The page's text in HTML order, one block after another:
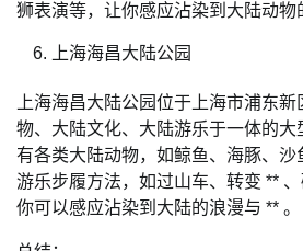
狮表演等，让你感应沾染到大陆动物
上海海昌大陆公园
上海海昌大陆公园位于上海市浦东
物、大陆文化、大陆游乐于一体的大
有各类大陆动物，如鲸鱼、海豚、沙
游乐步履方法，如过山车、转变 ** 、
你可以感应沾染到大陆的浪漫与 ** 。